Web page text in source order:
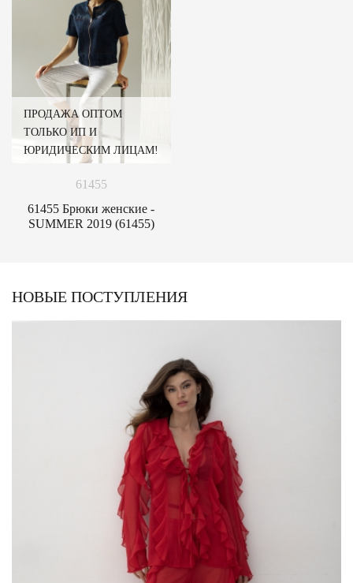
ПРОДАЖА ОПТОМ
ТОЛЬКО ИП И
ЮРИДИЧЕСКИМ ЛИЦАМ!
61455
61455 Брюки женские -
SUMMER 2019 (61455)
НОВЫЕ ПОСТУПЛЕНИЯ